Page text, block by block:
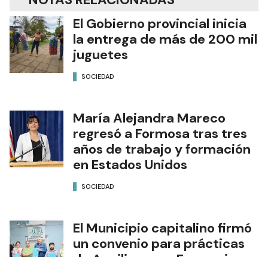
El Gobierno provincial inicia
la entrega de más de 200 mil
juguetes
SOCIEDAD
María Alejandra Mareco
regresó a Formosa tras tres
años de trabajo y formación
en Estados Unidos
SOCIEDAD
El Municipio capitalino firmó
un convenio para prácticas